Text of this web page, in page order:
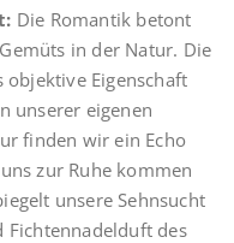
Die Romantik betont
in der Natur. Die
Eigenschaft
unserer eigenen
finden wir ein Echo
zur Ruhe kommen
unsere Sehnsucht
Fichtennadelduft des